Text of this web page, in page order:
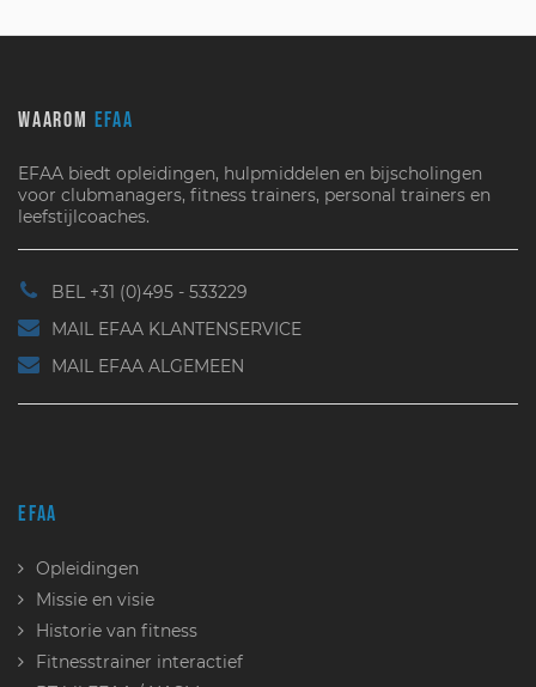
WAAROM EFAA
EFAA biedt opleidingen, hulpmiddelen en bijscholingen
voor clubmanagers, fitness trainers, personal trainers en
leefstijlcoaches.
BEL +31 (0)495 - 533229
MAIL EFAA KLANTENSERVICE
MAIL EFAA ALGEMEEN
EFAA
Opleidingen
Missie en visie
Historie van fitness
Fitnesstrainer interactief